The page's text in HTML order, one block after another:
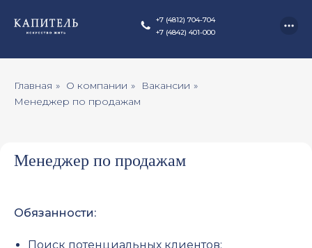
+7 (4812) 704-704
+7 (4842) 401-000
ПРОЕКТЫ
Главная » О компании » Вакансии »
Менеджер по продажам
Менеджер по продажам
Обязанности:
Поиск потенциальных клиентов;